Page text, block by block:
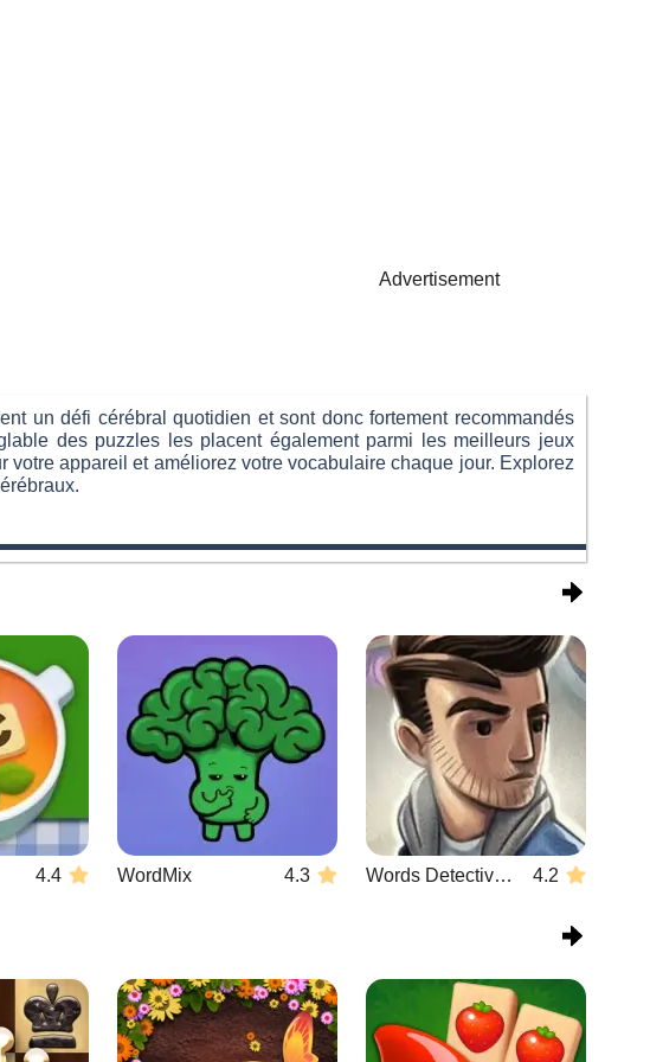
Advertisement
un défi cérébral quotidien et sont donc fortement recommandés
des puzzles les placent également parmi les meilleurs jeux
appareil et améliorez votre vocabulaire chaque jour. Explorez
4.4 WordMix 4.3 Words Detective Bank Heist 4.2